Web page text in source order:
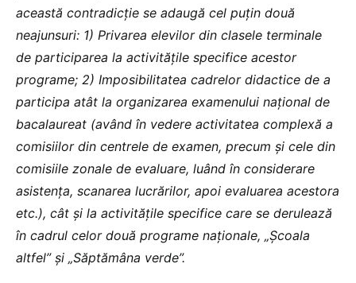
această contradicție se adaugă cel puțin două
neajunsuri: 1) Privarea elevilor din clasele terminale
de participarea la activitățile specifice acestor
programe; 2) Imposibilitatea cadrelor didactice de a
participa atât la organizarea examenului național de
bacalaureat (având în vedere activitatea complexă a
comisiilor din centrele de examen, precum şi cele din
comisiile zonale de evaluare, luând în considerare
asistenţa, scanarea lucrărilor, apoi evaluarea acestora
etc.), cât şi la activitățile specifice care se derulează
în cadrul celor două programe naţionale, „Școala
altfel” și „Săptămâna verde”.